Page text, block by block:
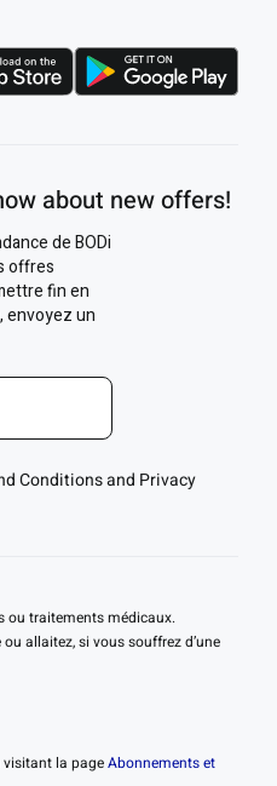
about new offers!
Conditions and Privacy
ou traitements médicaux.
allaitez, si vous souffrez d’une
visitant la pageAbonnements et